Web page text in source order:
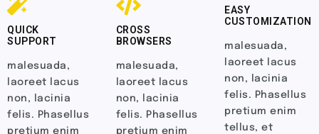
QUICK
SUPPORT
laoreet lacus
non, lacinia
felis. Phasellus
pretium enim
CROSS
BROWSERS
laoreet lacus
non, lacinia
felis. Phasellus
pretium enim
CUSTOMIZATION
laoreet lacus
non, lacinia
felis. Phasellus
pretium enim
tellus, et
aliquet mi